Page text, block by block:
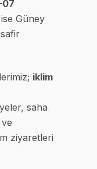
Güney
iklim
saha
ziyaretleri